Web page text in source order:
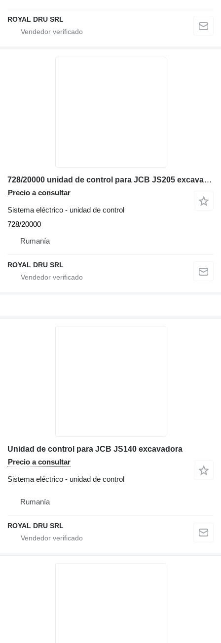
ROYAL DRU SRL
728/20000 unidad de control para JCB JS205 excavadora
Precio a consultar
Sistema eléctrico - unidad de control
728/20000
Rumanía
ROYAL DRU SRL
Unidad de control para JCB JS140 excavadora
Precio a consultar
Sistema eléctrico - unidad de control
Rumanía
ROYAL DRU SRL